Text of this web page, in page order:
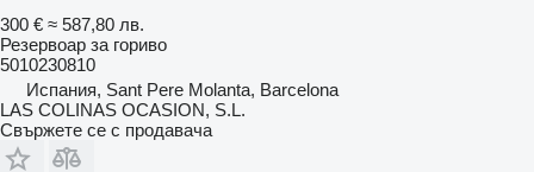
300 € ≈ 587,80 лв.
Резервоар за гориво
5010230810
Испания, Sant Pere Molanta, Barcelona
LAS COLINAS OCASION, S.L.
Свържете се с продавача